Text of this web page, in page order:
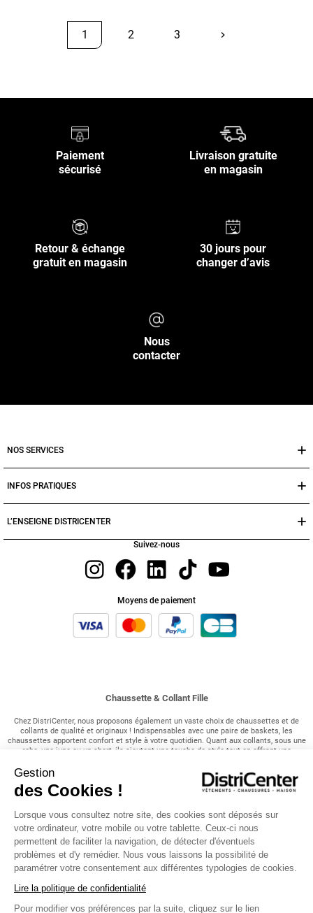
Gestion
des Cookies !
Lorsque vous consultez notre site, des cookies sont déposés sur
votre ordinateur, votre mobile ou votre tablette. Ceux-ci nous
permettent de faciliter la navigation, de détecter d'éventuels
problèmes et d'y remédier. Nous vous laissons la possibilité de
paramétrer votre consentement aux différentes typologies de cookies.
Lire la politique de confidentialité
Pour modifier vos préférences par la suite, cliquez sur le lien
Chaussette & Collant Fille
Chez DistriCenter, nous proposons également un vaste choix de chaussettes et de
collants de qualité et originaux ! Indispensables avec une paire de baskets, les
chaussettes apportent confort et style à votre quotidien. Quant aux collants, sous une
robe, une jupe ou un short, ils ajoutent une touche de style tout en offrant une
Nos chaussettes basiques et originales :
quotidien de votre adolescente. Si elle est adepte des baskets, faites le plein à petit
prix de chaussettes. L'avantage chez DistriCenter, c'est que nous proposons
également des lots de 3, 5, 7, voire même 10 paires, pour vous faire profiter sans vous
ruiner ! Socquettes, normales, invisibles, nous avons des couleurs uniques pour
chaque goût. Mention spéciale pour nos chaussettes originales telles que Madame,
les chaussettes rennes pour Noël, à motifs trop mignons comme des chats, des
pandas, des licornes, en 3D avec des oreilles de panda ou encore des emojis !
1 2 3 keyboard_arrow_rightSuivant
Paiement
sécurisé
Livraison gratuite
en magasin
Retour & échange
gratuit en magasin
30 jours pour
changer d’avis
Nous
contacter
NOS SERVICES
INFOS PRATIQUES
L’ENSEIGNE DISTRICENTER
Suivez-nous
Moyens de paiement